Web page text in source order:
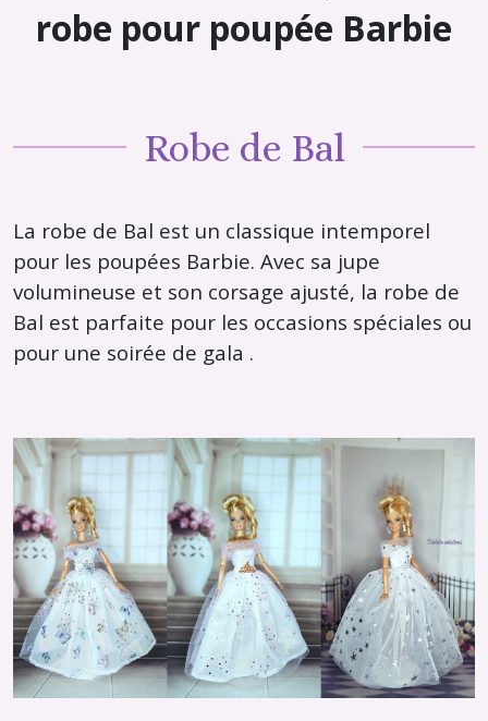
robe pour poupée Barbie
Robe de Bal
La robe de Bal est un classique intemporel
pour les poupées Barbie. Avec sa jupe
volumineuse et son corsage ajusté, la robe de
Bal est parfaite pour les occasions spéciales ou
pour une soirée de gala .